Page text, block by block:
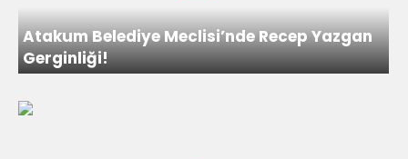
Atakum Belediye Meclisi’nde Recep Yazgan
Gerginliği!